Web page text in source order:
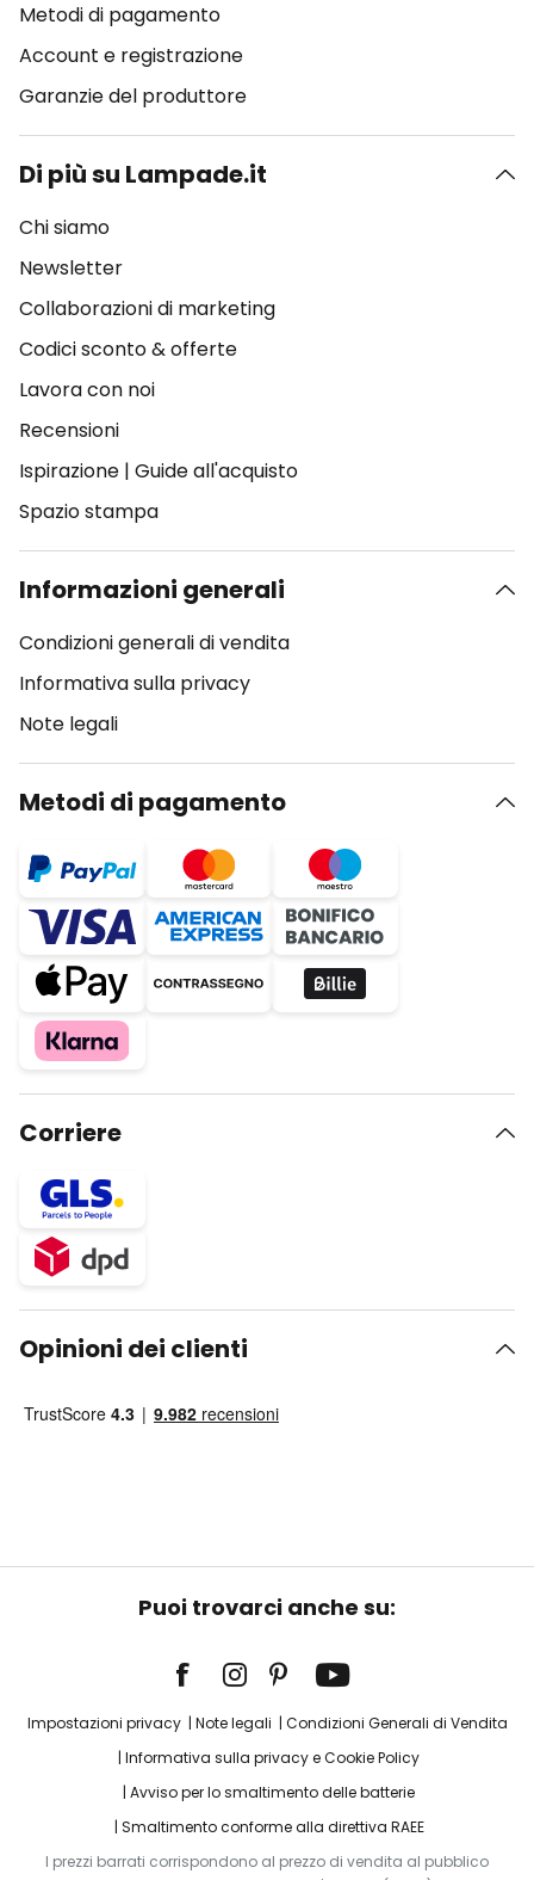
Metodi di pagamento
Account e registrazione
Garanzie del produttore
Di più su Lampade.it
Chi siamo
Newsletter
Collaborazioni di marketing
Codici sconto & offerte
Lavora con noi
Recensioni
Ispirazione | Guide all'acquisto
Spazio stampa
Informazioni generali
Condizioni generali di vendita
Informativa sulla privacy
Note legali
Metodi di pagamento
Corriere
Opinioni dei clienti
Puoi trovarci anche su:
Impostazioni privacy Note legali
Condizioni Generali di Vendita
Informativa sulla privacy e Cookie Policy
Avviso per lo smaltimento delle batterie
Smaltimento conforme alla direttiva RAEE
I prezzi barrati corrispondono al prezzo di vendita al pubblico